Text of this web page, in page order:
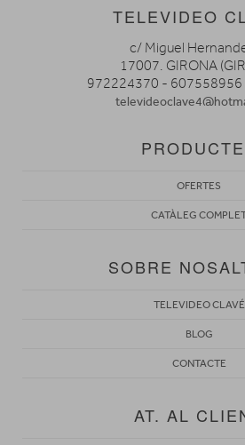
TELEVIDEO
c/ Miguel
17007. GIRONA
972224370 - 607558956
OFERTES
CATÀLEG
SOBRE
TELEVIDEO CLAVÉ
BLOG
CONTACTE
AT. AL